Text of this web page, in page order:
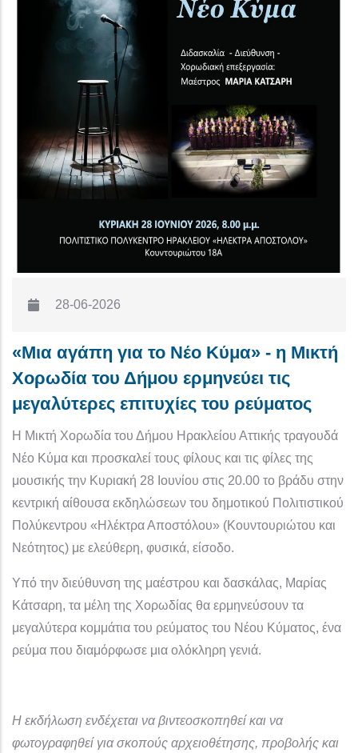
28-06-2026
«Μια αγάπη για το Νέο Κύμα» - η Μικτή
Χορωδία του Δήμου ερμηνεύει τις
μεγαλύτερες επιτυχίες του ρεύματος
Η Μικτή Χορωδία του Δήμου Ηρακλείου Αττικής τραγουδά
Νέο Κύμα και προσκαλεί τους φίλους και τις φίλες της
μουσικής την Κυριακή 28 Ιουνίου στις 20.00 το βράδυ στην
κεντρική αίθουσα εκδηλώσεων του δημοτικού Πολιτιστικού
Πολύκεντρου «Ηλέκτρα Αποστόλου» (Κουντουριώτου και
Νεότητος) με ελεύθερη, φυσικά, είσοδο.
Υπό την διεύθυνση της μαέστρου και δασκάλας, Μαρίας
Κάτσαρη, τα μέλη της Χορωδίας θα ερμηνεύσουν τα
μεγαλύτερα κομμάτια του ρεύματος του Νέου Κύματος, ένα
ρεύμα που διαμόρφωσε μια ολόκληρη γενιά.
Η εκδήλωση ενδέχεται να βιντεοσκοπηθεί και να
φωτογραφηθεί για σκοπούς αρχειοθέτησης, προβολής και